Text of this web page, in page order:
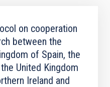
on cooperation
between the
of Spain, the
United Kingdom
Ireland and